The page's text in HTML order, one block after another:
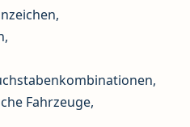
Fahrzeuge,